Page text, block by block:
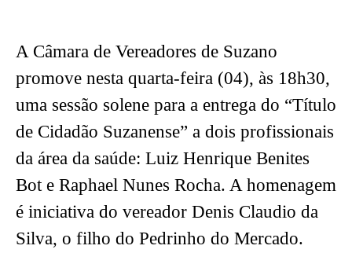
A Câmara de Vereadores de Suzano
promove nesta quarta-feira (04), às 18h30,
uma sessão solene para a entrega do “Título
de Cidadão Suzanense” a dois profissionais
da área da saúde: Luiz Henrique Benites
Bot e Raphael Nunes Rocha. A homenagem
é iniciativa do vereador Denis Claudio da
Silva, o filho do Pedrinho do Mercado.